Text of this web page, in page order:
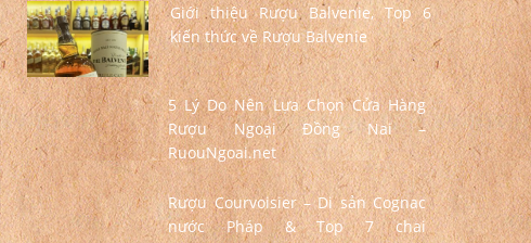
Giới thiệu Rượu Balvenie, Top 6
kiến thức về Rượu Balvenie
5 Lý Do Nên Lựa Chọn Cửa Hàng
Rượu Ngoại Đồng Nai –
RuouNgoai.net
Rượu Courvoisier – Di sản Cognac
nước Pháp & Top 7 chai